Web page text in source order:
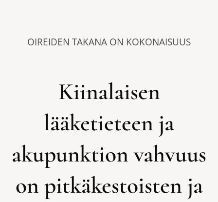
OIREIDEN TAKANA ON KOKONAISUUS
Kiinalaisen
lääketieteen ja
akupunktion vahvuus
on pitkäkestoisten ja